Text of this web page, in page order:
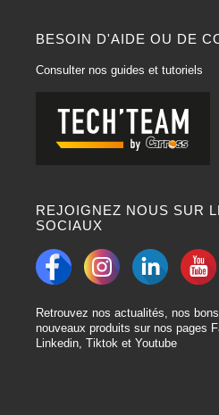
BESOIN D'AIDE OU DE
Consulter nos guides et tutoriels
REJOIGNEZ NOUS SUR
SOCIAUX
Retrouvez nos actualités, nos
nouveaux produits sur nos pages
Linkedin, Tiktok et Youtube